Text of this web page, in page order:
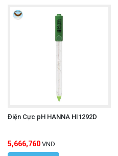
Điện Cực pH HANNA HI1292D
5,666,760 VND